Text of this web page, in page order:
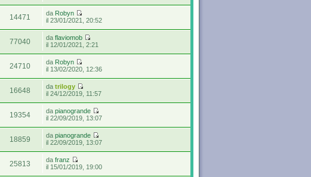
14471 da Robyn
il 23/01/2021, 20:52
77040 daflaviomob
il 12/01/2021, 2:21
24710 da Robyn
il 13/02/2020, 12:36
16648 datrilogy
il 24/12/2019, 11:57
19354 dapianogrande
il 22/09/2019, 13:07
18859 dapianogrande
il 22/09/2019, 13:07
25813 dafranz
il 15/01/2019, 19:00